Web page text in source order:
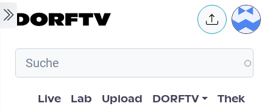
Skip to main content User
Hauptnavigation
Live Lab Upload DORFTV Thek